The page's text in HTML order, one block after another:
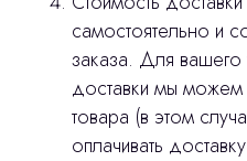
самостоятельно и
заказа. Для вашего
доставки мы можем
товара (в этом
оплачивать